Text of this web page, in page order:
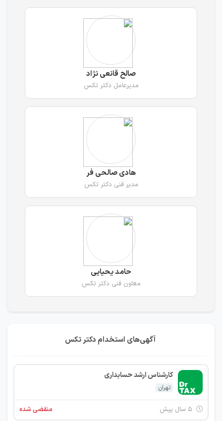
صالح قانعی نژاد
مدیرعامل دکتر تکس
هادی صالحی فر
مدیر فنی دکتر تکس
حامد یحیایی
معاون فنی دکتر تکس
آگهی‌های استخدام دکتر تکس
کارشناس ارشد حسابداری
تهران
منقضی شده